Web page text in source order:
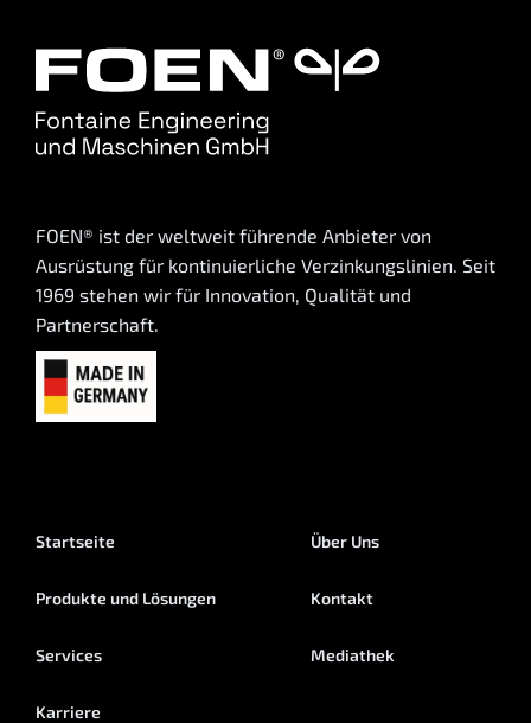
FOEN® ist der weltweit führende Anbieter von
Ausrüstung für kontinuierliche Verzinkungslinien. Seit
1969 stehen wir für Innovation, Qualität und
Partnerschaft.
Startseite
Produkte und Lösungen
Services
Karriere
Über Uns
Kontakt
Mediathek